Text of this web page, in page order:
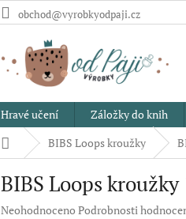
obchod@vyrobkyodpaji.cz
Hravé učení Záložky do knih
Domů BIBS Loops kroužky
BIBS Loops
Průměrné
Neohodnoceno Podrobnosti